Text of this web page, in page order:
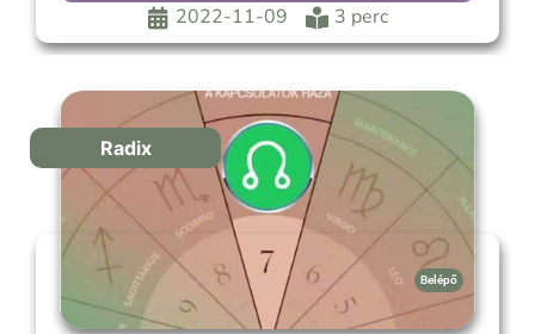
kiszámíthatóság, a stabilitás adta, ezért
őrizkedtél a bizonytalannak látszó, kockázatos
elkerülni. Az óvatosság
2022-11-09 3 perc
Radix
Belépő